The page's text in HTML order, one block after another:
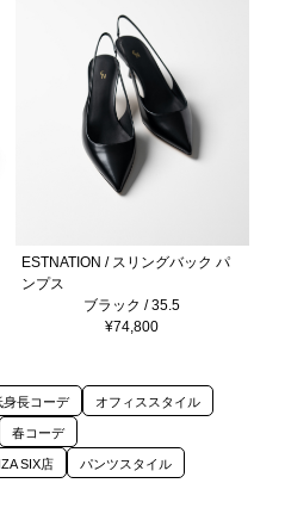
ESTNATION / スリングバック パ
ンプス
ブラック / 35.5
¥74,800
身長コーデ オフィススタイル
春コーデ
SIX店 パンツスタイル